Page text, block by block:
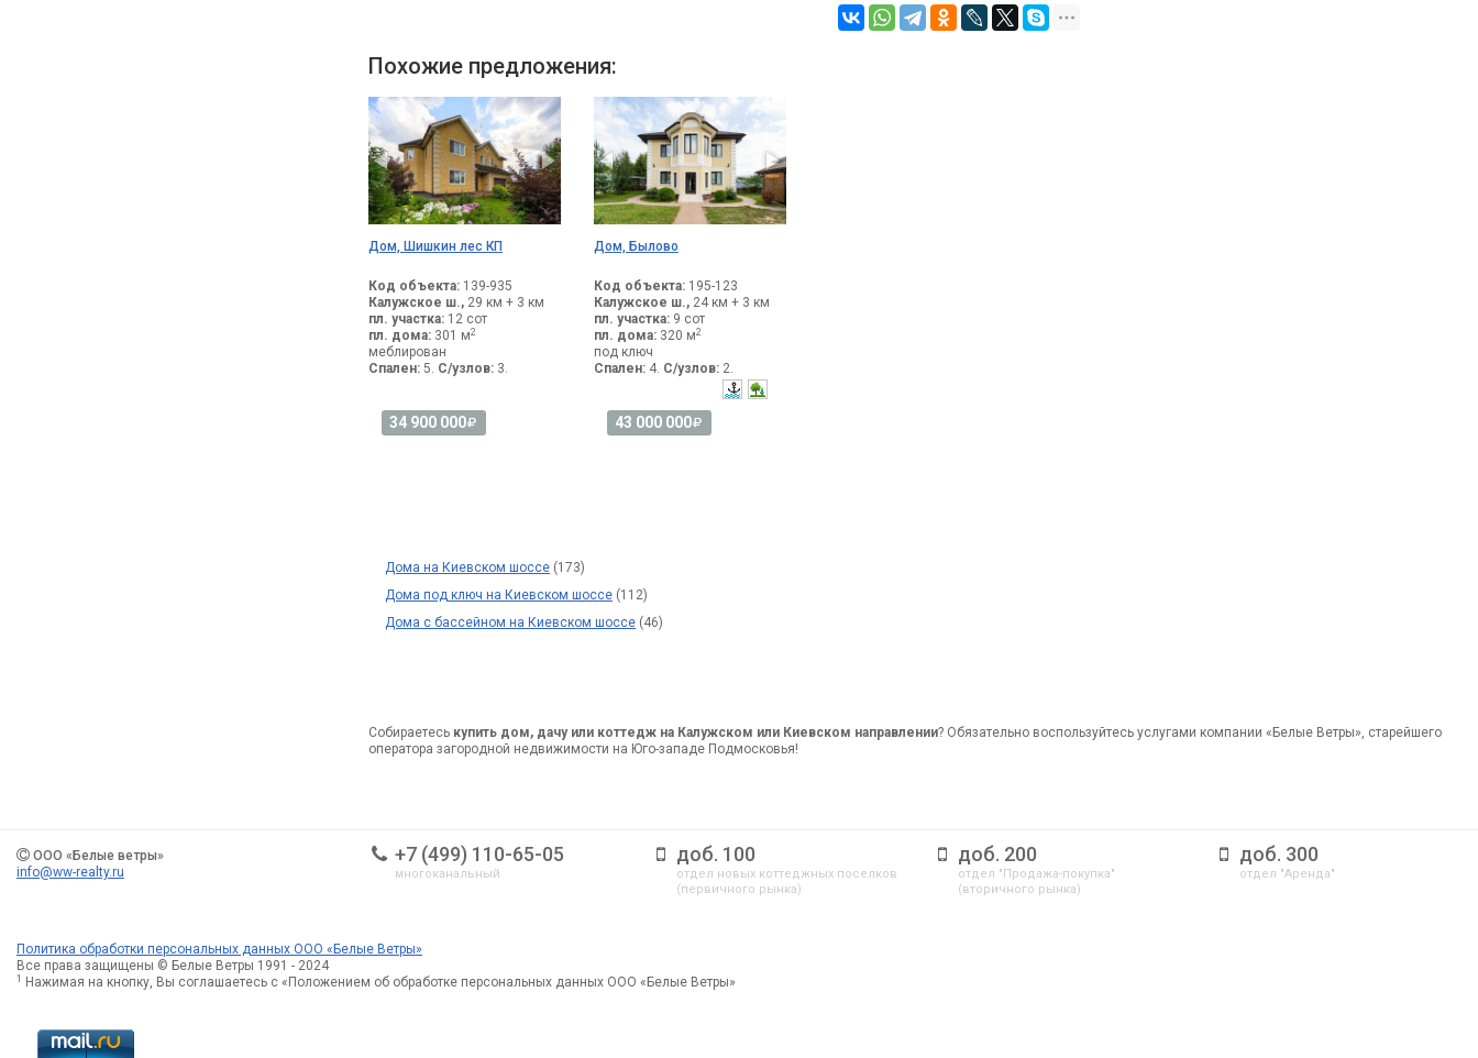
Похожие предложения:
Дом, Шишкин лес КП
Код объекта: 139-935
Калужское ш., 29 км + 3 км
пл. участка: 12 сот
пл. дома: 301 м2
меблирован
Спален: 5. С/узлов: 3.
34 900 000
Дом, Былово
Код объекта:195-123
Калужское ш.,24 км + 3 км
пл. участка:9 сот
пл. дома:320 м2
под ключ
Спален:4. С/узлов:2.
43 000 000
Дома на Киевском шоссе (173)
Дома под ключ на Киевском шоссе (112)
Дома с бассейном на Киевском шоссе (46)
Собираетесь купить дом, дачу или коттедж на Калужском или Киевском направлении? Обязательно воспользуйтесь услугами компании «Белые Ветры», старейшего
оператора загородной недвижимости на Юго-западе Подмосковья!
ООО «Белые ветры»
info@ww-realty.ru
+7 (499) 110-65-05
многоканальный
доб. 100
отдел новых коттеджных поселков
(первичного рынка)
доб. 200
отдел "Продажа-покупка"
(вторичного рынка)
доб. 300
отдел "Аренда"
Политика обработки персональных данных ООО «Белые Ветры»
Все права защищены © Белые Ветры 1991 - 2024
1 Нажимая на кнопку, Вы соглашаетесь с «Положением об обработке персональных данных ООО «Белые Ветры»